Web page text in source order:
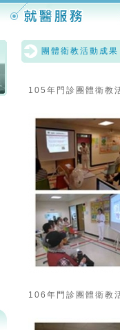
團體衛教活動成果
105年門診團體衛教
106年門診團體衛教